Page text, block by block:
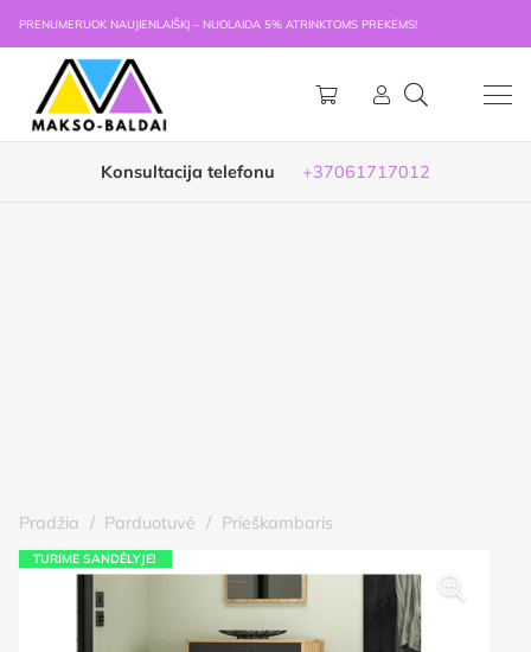
PRENUMERUOK NAUJIENLAIŠKĮ – NUOLAIDA 5% ATRINKTOMS PREKĖMS!
Konsultacija telefonu +37061717012
Pradžia / Parduotuvė / Prieškambaris
TURIME SANDĖLYJE!